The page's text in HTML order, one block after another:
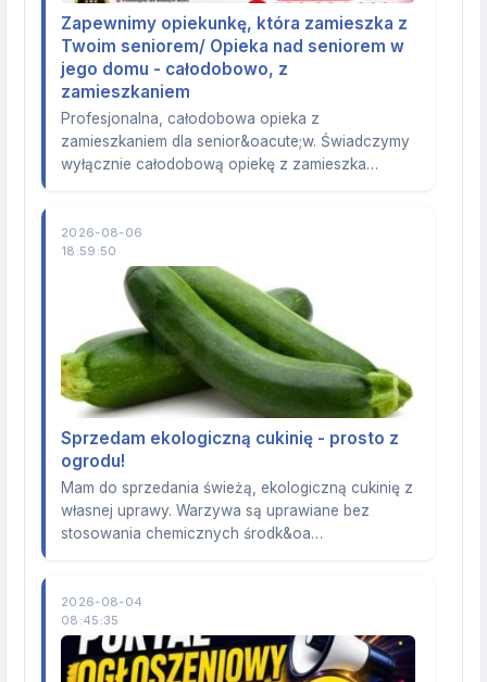
Zapewnimy opiekunkę, która zamieszka z
Twoim seniorem/ Opieka nad seniorem w
jego domu - całodobowo, z
zamieszkaniem
Profesjonalna, całodobowa opieka z
zamieszkaniem dla senior&oacute;w. Świadczymy
wyłącznie całodobową opiekę z zamieszka…
2026-08-06
18:59:50
Sprzedam ekologiczną cukinię - prosto z
ogrodu!
Mam do sprzedania świeżą, ekologiczną cukinię z
własnej uprawy. Warzywa są uprawiane bez
stosowania chemicznych środk&oa…
2026-08-04
08:45:35